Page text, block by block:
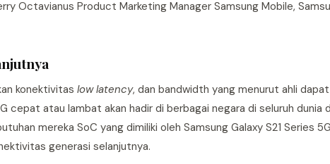
Octavianus Product Marketing Manager Samsung Mobile,
konektivitas low latency, dan bandwidth yang menurut ahli
cepat atau lambat akan hadir di berbagai negara di seluruh dunia
mereka SoC yang dimiliki oleh Samsung Galaxy S21 Series
generasi selanjutnya.